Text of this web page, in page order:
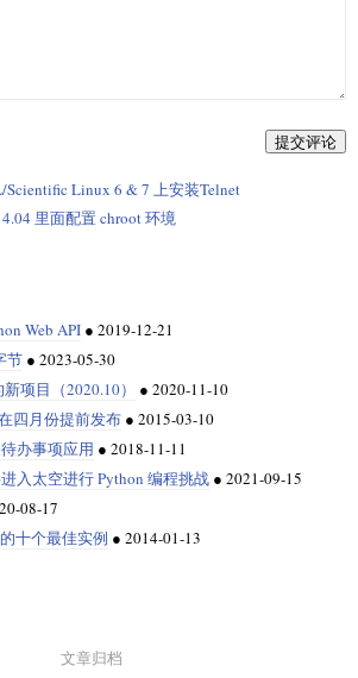
提交评论
Scientific Linux 6 & 7 上安装Telnet
里面配置 chroot 环境
Web API ● 2019-12-21
节 ● 2023-05-30
项目（2020.10）
● 2020-11-10
四月份提前发布 ● 2015-03-10
办事项应用 ● 2018-11-11
入太空进行 Python 编程挑战 ● 2021-09-15
08-17
十个最佳实例 ● 2014-01-13
文章归档